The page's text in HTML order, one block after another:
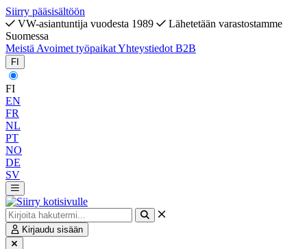
Siirry pääsisältöön
VW-asiantuntija vuodesta 1989
Lähetetään varastostamme
Suomessa
Meistä Avoimet työpaikatYhteystiedot B2B
FI
FI
EN
FR
NL
PT
NO
DE
SV
Kirjaudu sisään